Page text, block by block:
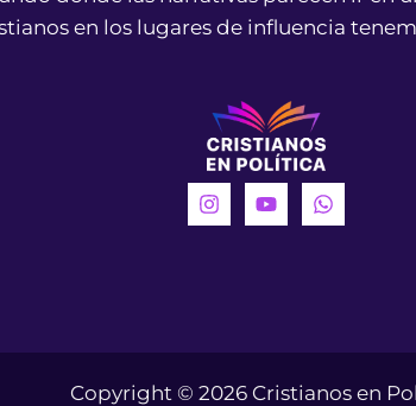
en los lugares de influencia
Copyright © 2026 Cristianos en